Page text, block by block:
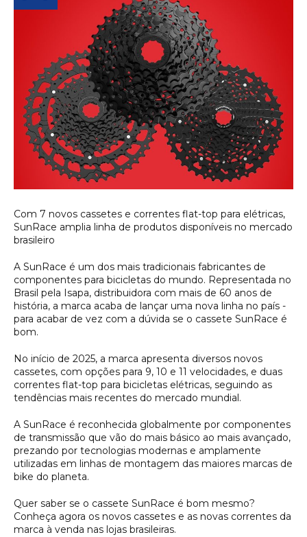
Com 7 novos cassetes e correntes flat-top para elétricas,
SunRace amplia linha de produtos disponíveis no mercado
brasileiro
A SunRace é um dos mais tradicionais fabricantes de
componentes para bicicletas do mundo. Representada no
Brasil pela Isapa, distribuidora com mais de 60 anos de
história, a marca acaba de lançar uma nova linha no país -
para acabar de vez com a dúvida se o cassete SunRace é
bom.
No início de 2025, a marca apresenta diversos novos
cassetes, com opções para 9, 10 e 11 velocidades, e duas
correntes flat-top para bicicletas elétricas, seguindo as
tendências mais recentes do mercado mundial.
A SunRace é reconhecida globalmente por componentes
de transmissão que vão do mais básico ao mais avançado,
prezando por tecnologias modernas e amplamente
utilizadas em linhas de montagem das maiores marcas de
bike do planeta.
Quer saber se o cassete SunRace é bom mesmo?
Conheça agora os novos cassetes e as novas correntes da
marca à venda nas lojas brasileiras.